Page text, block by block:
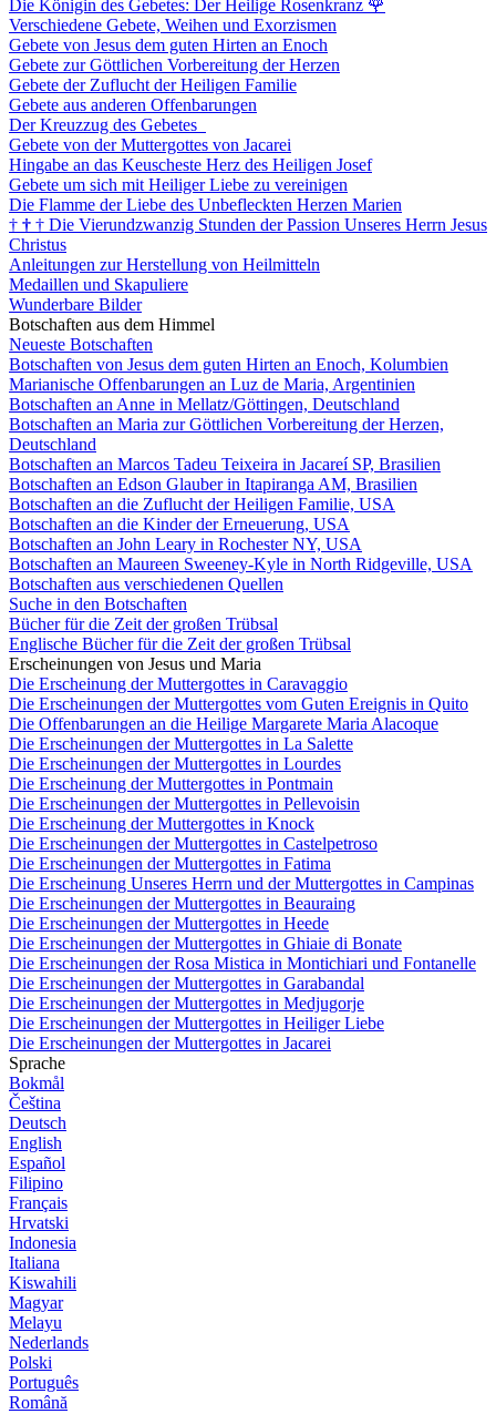
Die Königin des Gebetes: Der Heilige Rosenkranz 🌹
Verschiedene Gebete, Weihen und Exorzismen
Gebete von Jesus dem guten Hirten an Enoch
Gebete zur Göttlichen Vorbereitung der Herzen
Gebete der Zuflucht der Heiligen Familie
Gebete aus anderen Offenbarungen
Der Kreuzzug des Gebetes
Gebete von der Muttergottes von Jacarei
Hingabe an das Keuscheste Herz des Heiligen Josef
Gebete um sich mit Heiliger Liebe zu vereinigen
Die Flamme der Liebe des Unbefleckten Herzen Marien
† † † Die Vierundzwanzig Stunden der Passion Unseres Herrn Jesus
Christus
Anleitungen zur Herstellung von Heilmitteln
Medaillen und Skapuliere
Wunderbare Bilder
Botschaften aus dem Himmel
Neueste Botschaften
Botschaften von Jesus dem guten Hirten an Enoch, Kolumbien
Marianische Offenbarungen an Luz de Maria, Argentinien
Botschaften an Anne in Mellatz/Göttingen, Deutschland
Botschaften an Maria zur Göttlichen Vorbereitung der Herzen,
Deutschland
Botschaften an Marcos Tadeu Teixeira in Jacareí SP, Brasilien
Botschaften an Edson Glauber in Itapiranga AM, Brasilien
Botschaften an die Zuflucht der Heiligen Familie, USA
Botschaften an die Kinder der Erneuerung, USA
Botschaften an John Leary in Rochester NY, USA
Botschaften an Maureen Sweeney-Kyle in North Ridgeville, USA
Botschaften aus verschiedenen Quellen
Suche in den Botschaften
Bücher für die Zeit der großen Trübsal
Englische Bücher für die Zeit der großen Trübsal
Erscheinungen von Jesus und Maria
Die Erscheinung der Muttergottes in Caravaggio
Die Erscheinungen der Muttergottes vom Guten Ereignis in Quito
Die Offenbarungen an die Heilige Margarete Maria Alacoque
Die Erscheinungen der Muttergottes in La Salette
Die Erscheinungen der Muttergottes in Lourdes
Die Erscheinung der Muttergottes in Pontmain
Die Erscheinungen der Muttergottes in Pellevoisin
Die Erscheinung der Muttergottes in Knock
Die Erscheinungen der Muttergottes in Castelpetroso
Die Erscheinungen der Muttergottes in Fatima
Die Erscheinung Unseres Herrn und der Muttergottes in Campinas
Die Erscheinungen der Muttergottes in Beauraing
Die Erscheinungen der Muttergottes in Heede
Die Erscheinungen der Muttergottes in Ghiaie di Bonate
Die Erscheinungen der Rosa Mistica in Montichiari und Fontanelle
Die Erscheinungen der Muttergottes in Garabandal
Die Erscheinungen der Muttergottes in Medjugorje
Die Erscheinungen der Muttergottes in Heiliger Liebe
Die Erscheinungen der Muttergottes in Jacarei
Sprache
Bokmål
Čeština
Deutsch
English
Español
Filipino
Français
Hrvatski
Indonesia
Italiana
Kiswahili
Magyar
Melayu
Nederlands
Polski
Português
Română